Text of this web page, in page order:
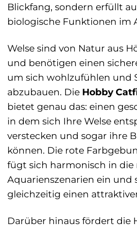
Blickfang, sondern erfüllt
biologische Funktionen im
Welse sind von Natur aus
und benötigen einen
um sich wohlzufühlen und
abzubauen. Die Hobby
bietet genau das: einen
in dem sich Ihre Welse
verstecken und sogar ihre
können. Die rote
fügt sich harmonisch in die
Aquarienszenarien ein und
gleichzeitig einen
Darüber hinaus fördert die